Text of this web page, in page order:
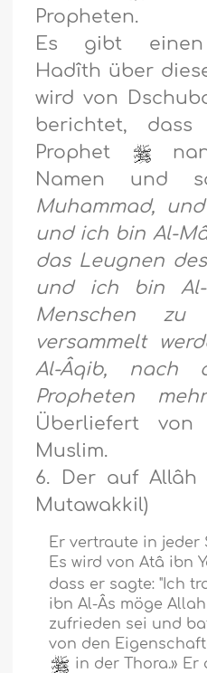
Propheten.
Es gibt einen
Hadîth über
wird von
berichtet,
Prophet
Namen und
Muhammad,
und ich bin Al-
das Leugnen
und ich bin Al-
Menschen zu
versammelt
Al-Âqib, nach
Propheten
Überliefert von
Muslim.
6. Der auf Allâh
Mutawakkil)
Er vertraute in
Es wird von Atâ ibn
dass er sagte: "Ich
ibn Al-Âs möge
zufrieden sei und
von den
in der Thora.» Er